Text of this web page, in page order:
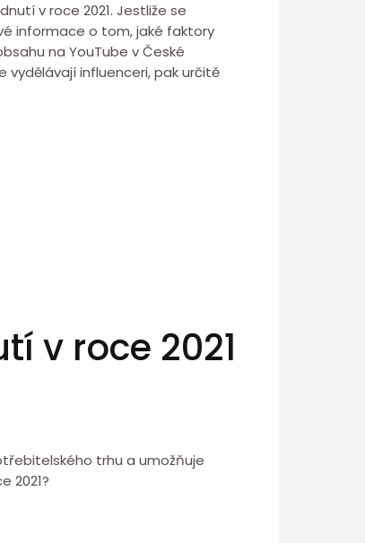
v roce 2021. Jestliže se
informace o tom, jaké faktory
na YouTube v České
influenceri, pak určitě
v roce 2021
trhu a umožňuje
2021?